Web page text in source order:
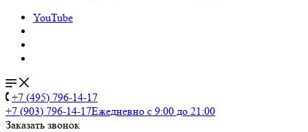
YouTube
+7 (495) 796-14-17
+7 (903) 796-14-17Ежедневно с 9:00 до 21:00
Заказать звонок